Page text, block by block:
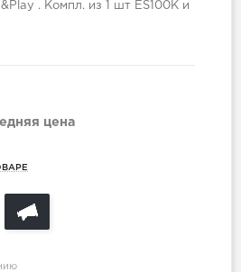
. Компл. из 1 шт ES100K и
цена